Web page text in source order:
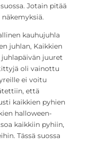
Jotain pitää
kauhujuhla
juhlan, Kaikkien
juuret
oli vainottu
ei voitu
että
kaikkien pyhien
halloween-
kaikkiin pyhiin,
Tässä suossa